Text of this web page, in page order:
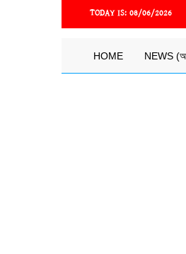
TODAY IS: 08/06/2026
Main
HOME NEWS